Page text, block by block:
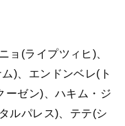
ョ(ライプツィヒ)、
)、エンドンベレ(ト
ーゼン)、ハキム・ジ
ルパレス)、テテ(シ